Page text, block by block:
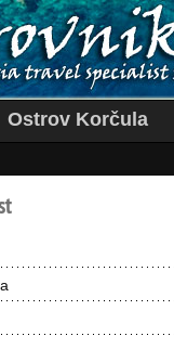
Ostrov Korčula